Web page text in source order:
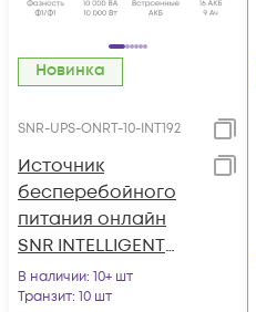
Новинка
SNR-UPS-ONRT-10-INT192
Источник
бесперебойного
питания онлайн
SNR INTELLIGENT
10кВА/10кВт, 1ф:1ф,
192В(DC) (16x9Ач)
В наличии: 10+ шт
Транзит: 10 шт